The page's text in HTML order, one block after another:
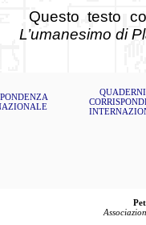
Questo testo
L’umanesimo di